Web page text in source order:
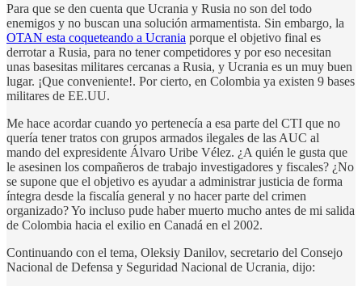
Para que se den cuenta que Ucrania y Rusia no son del todo
enemigos y no buscan una solución armamentista. Sin embargo, la
OTAN esta coqueteando a Ucrania porque el objetivo final es
derrotar a Rusia, para no tener competidores y por eso necesitan
unas basesitas militares cercanas a Rusia, y Ucrania es un muy buen
lugar. ¡Que conveniente!. Por cierto, en Colombia ya existen 9 bases
militares de EE.UU.
Me hace acordar cuando yo pertenecía a esa parte del CTI que no
quería tener tratos con grupos armados ilegales de las AUC al
mando del expresidente Álvaro Uribe Vélez. ¿A quién le gusta que
le asesinen los compañeros de trabajo investigadores y fiscales? ¿No
se supone que el objetivo es ayudar a administrar justicia de forma
íntegra desde la fiscalía general y no hacer parte del crimen
organizado? Yo incluso pude haber muerto mucho antes de mi salida
de Colombia hacia el exilio en Canadá en el 2002.
Continuando con el tema, Oleksiy Danilov, secretario del Consejo
Nacional de Defensa y Seguridad Nacional de Ucrania, dijo: